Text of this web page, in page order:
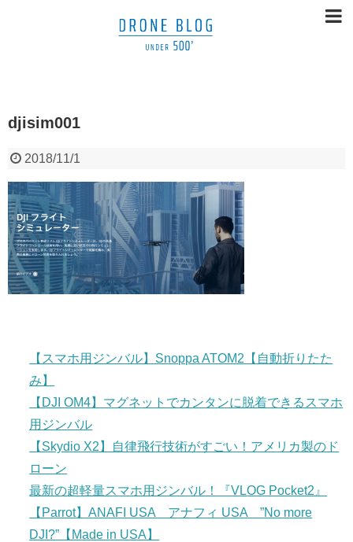
djisim001
2018/11/1
【スマホ用ジンバル】Snoppa ATOM2【自動折りたた
み】
【DJI OM4】マグネットでカンタンに脱着できるスマホ
用ジンバル
【Skydio X2】自律飛行技術がすごい！アメリカ製のド
ローン
最新の超軽量スマホ用ジンバル！『VLOG Pocket2』
【Parrot】ANAFI USA アナフィ USA ”No more
DJI?”【Made in USA】